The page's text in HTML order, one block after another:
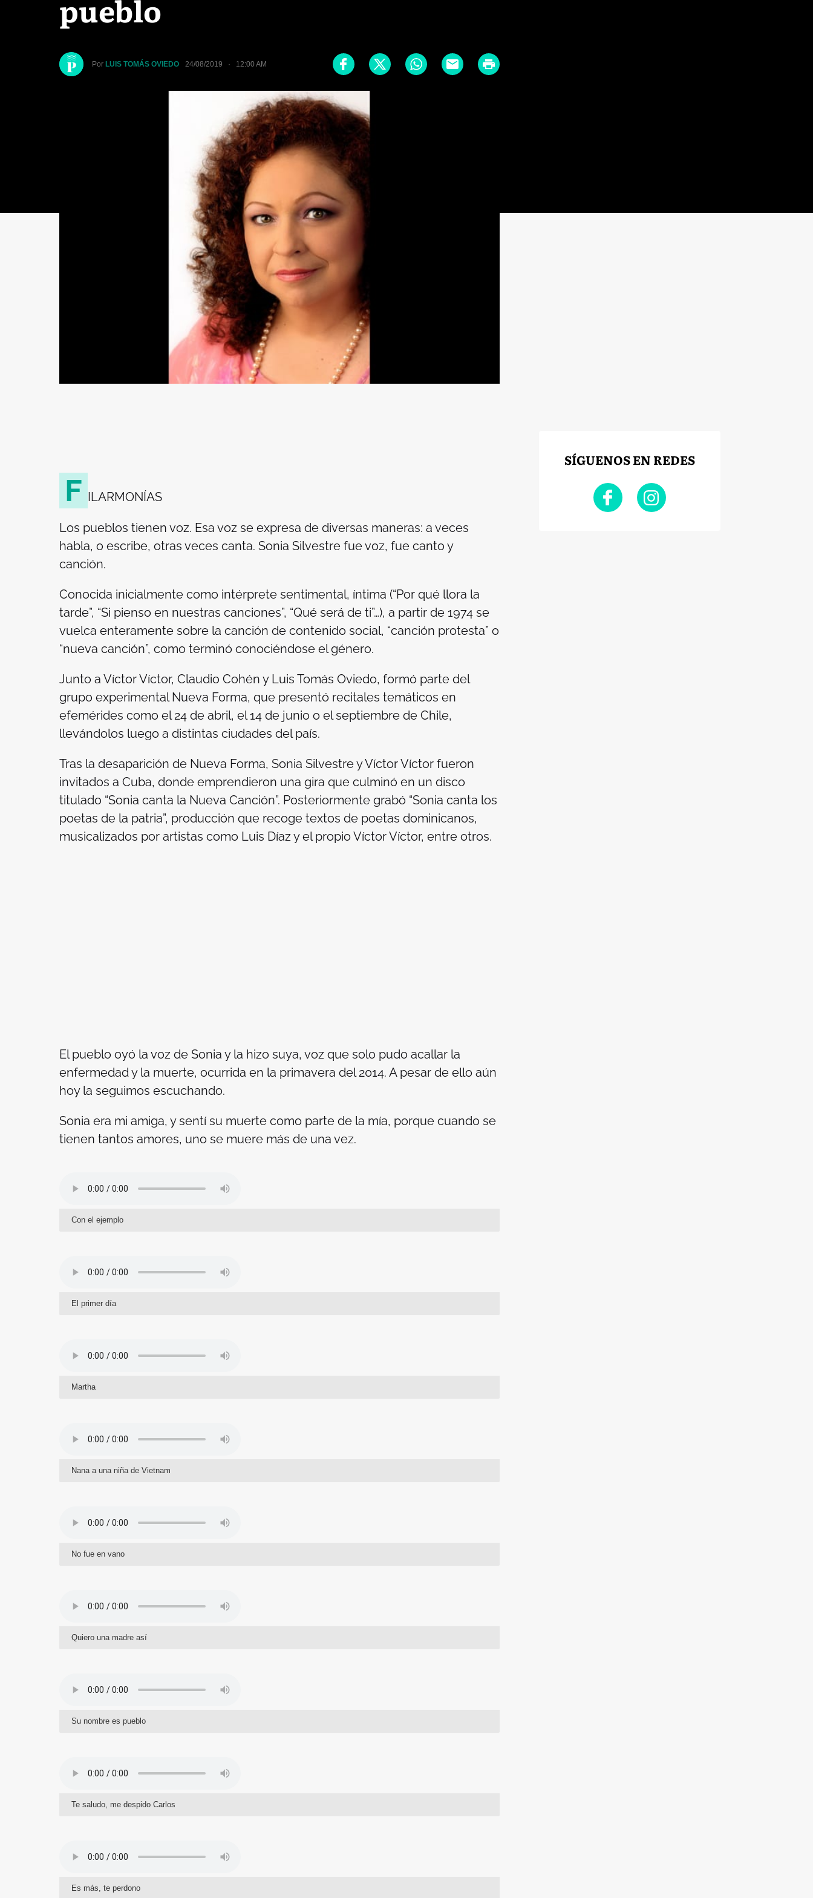
pueblo
Por LUIS TOMÁS OVIEDO 24/08/2019 · 12:00 AM
F ILARMONÍAS
Los pueblos tienen voz. Esa voz se expresa de diversas maneras: a veces
habla, o escribe, otras veces canta. Sonia Silvestre fue voz, fue canto y
canción.
Conocida inicialmente como intérprete sentimental, íntima (“Por qué llora la
tarde”, “Si pienso en nuestras canciones”, “Qué será de ti”…), a partir de 1974 se
vuelca enteramente sobre la canción de contenido social, “canción protesta” o
“nueva canción”, como terminó conociéndose el género.
Junto a Víctor Víctor, Claudio Cohén y Luis Tomás Oviedo, formó parte del
grupo experimental Nueva Forma, que presentó recitales temáticos en
efemérides como el 24 de abril, el 14 de junio o el septiembre de Chile,
llevándolos luego a distintas ciudades del país.
Tras la desaparición de Nueva Forma, Sonia Silvestre y Víctor Víctor fueron
invitados a Cuba, donde emprendieron una gira que culminó en un disco
titulado “Sonia canta la Nueva Canción”. Posteriormente grabó “Sonia canta los
poetas de la patria”, producción que recoge textos de poetas dominicanos,
musicalizados por artistas como Luis Díaz y el propio Víctor Víctor, entre otros.
El pueblo oyó la voz de Sonia y la hizo suya, voz que solo pudo acallar la
enfermedad y la muerte, ocurrida en la primavera del 2014. A pesar de ello aún
hoy la seguimos escuchando.
Sonia era mi amiga, y sentí su muerte como parte de la mía, porque cuando se
tienen tantos amores, uno se muere más de una vez.
Con el ejemplo
El primer día
Martha
Nana a una niña de Vietnam
No fue en vano
Quiero una madre así
Su nombre es pueblo
Te saludo, me despido Carlos
Es más, te perdono
SÍGUENOS EN REDES